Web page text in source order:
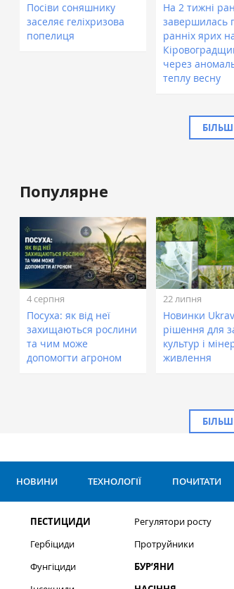
Посіви соняшнику
заселяє геліхризова
попелиця
На 2 тижні
завершилась
ранніх ярих
через
теплу весну
Популярне
4 серпня
Посуха: як від неї
захищаються рослини
та чим може
допомогти агроном
22 липня
Новинки
рішення для
культур і
живлення
НОВИНИ ТЕХНОЛОГІЇ ПОЧИТАТИ
ПЕСТИЦИДИ
Гербіциди
Фунгіциди
Регулятори росту
Протруйники
БУР’ЯНИ